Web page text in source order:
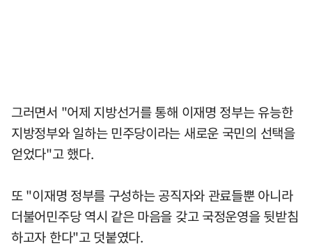
그러면서 "어제 지방선거를 통해 이재명 정부는 유능한
지방정부와 일하는 민주당이라는 새로운 국민의 선택을
얻었다"고 했다.
또 "이재명 정부를 구성하는 공직자와 관료들뿐 아니라
더불어민주당 역시 같은 마음을 갖고 국정운영을 뒷받침
하고자 한다"고 덧붙였다.